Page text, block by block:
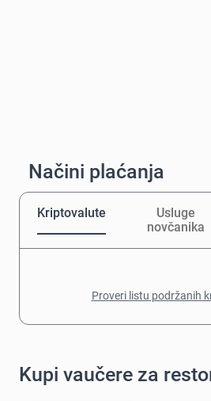
Načini plaćanja
Kriptovalute
Usluge
novčanika
Proveri listu podržanih
Kupi vaučere za